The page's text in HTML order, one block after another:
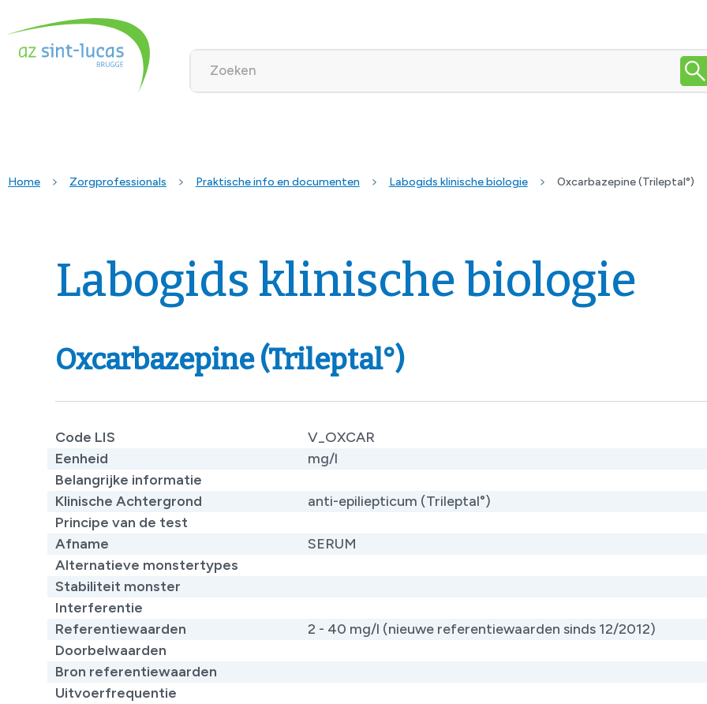
Home Zorgprofessionals Praktische info en documenten Labogids klinische biologie Oxcarbazepine (Trileptal°)
Labogids klinische biologie
Oxcarbazepine (Trileptal°)
Code LIS
V_OXCAR
Eenheid
mg/l
Belangrijke informatie
Klinische Achtergrond
anti-epiliepticum (Trileptal°) ​
Principe van de test
Afname
SERUM
Alternatieve monstertypes
Stabiliteit monster
Interferentie
Referentiewaarden
2 - 40 mg/l (nieuwe referentiewaarden sinds 12/2012)
Doorbelwaarden
Bron referentiewaarden
Uitvoerfrequentie